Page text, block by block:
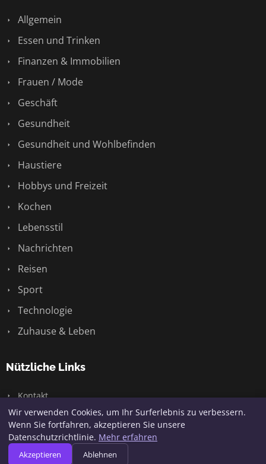
Allgemein
Essen und Trinken
Finanzen & Immobilien
Frauen / Mode
Geschäft
Gesundheit
Gesundheit und Wohlbefinden
Haustiere
Hobbys und Freizeit
Kochen
Lebensstil
Nachrichten
Reisen
Sport
Technologie
Zuhause & Leben
Nützliche Links
Kontakt
© 2026 Jaqq. Alle Rechte vorbehalten.
Seitenübersicht
Wir verwenden Cookies, um Ihr Surferlebnis zu verbessern.
Wenn Sie fortfahren, akzeptieren Sie unsere
Datenschutzrichtlinie. Mehr erfahren
Akzeptieren Ablehnen